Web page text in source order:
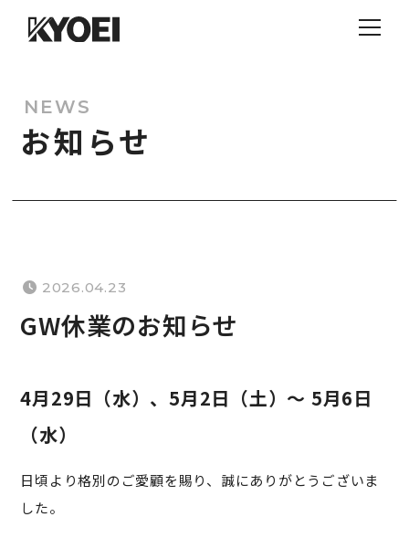
NEWS
お知らせ
2026.04.23
GW休業のお知らせ
4月29日（水）、5月2日（土）〜 5月6日
（水）
日頃より格別のご愛顧を賜り、誠にありがとうございま
した。